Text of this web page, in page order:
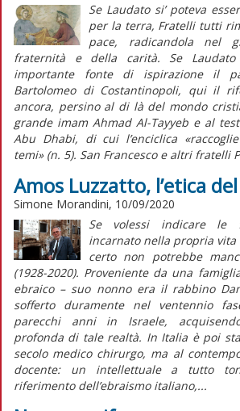
Se Laudato si’ poteva
per la terra, Fratelli tutti
pace, radicandola nel
fraternità e della carità. Se Laudato
importante fonte di ispirazione il
Bartolomeo di Costantinopoli, qui il
ancora, persino al di là del mondo
grande imam Ahmad Al-Tayyeb e al
Abu Dhabi, di cui l’enciclica
temi» (n. 5). San Francesco e altri fratelli
Amos Luzzatto, l’etica
Simone Morandini, 10/09/2020
Se volessi indicare le
incarnato nella propria vita
certo non potrebbe
(1928-2020). Proveniente da una
ebraico – suo nonno era il rabbino
sofferto duramente nel ventennio
parecchi anni in Israele,
profonda di tale realtà. In Italia è poi
secolo medico chirurgo, ma al
docente: un intellettuale a tutto
riferimento dell’ebraismo italiano,...